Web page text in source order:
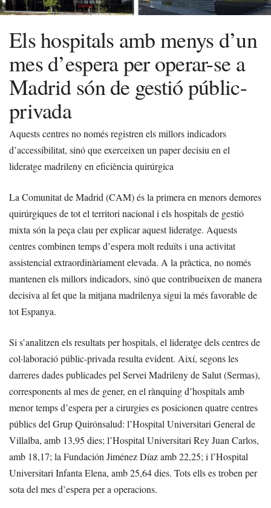
Els hospitals amb menys d’un
mes d’espera per operar-se a
Madrid són de gestió públic-
privada
Aquests centres no només registren els millors indicadors
d’accessibilitat, sinó que exerceixen un paper decisiu en el
lideratge madrileny en eficiència quirúrgica
La Comunitat de Madrid (CAM) és la primera en menors demores
quirúrgiques de tot el territori nacional i els hospitals de gestió
mixta són la peça clau per explicar aquest lideratge. Aquests
centres combinen temps d’espera molt reduïts i una activitat
assistencial extraordinàriament elevada. A la pràctica, no només
mantenen els millors indicadors, sinó que contribueixen de manera
decisiva al fet que la mitjana madrilenya sigui la més favorable de
tot Espanya.
Si s’analitzen els resultats per hospitals, el lideratge dels centres de
col·laboració públic-privada resulta evident. Així, segons les
darreres dades publicades pel Servei Madrileny de Salut (Sermas),
corresponents al mes de gener, en el rànquing d’hospitals amb
menor temps d’espera per a cirurgies es posicionen quatre centres
públics del Grup Quirónsalud: l’Hospital Universitari General de
Villalba, amb 13,95 dies; l’Hospital Universitari Rey Juan Carlos,
amb 18,17; la Fundación Jiménez Díaz amb 22,25; i l’Hospital
Universitari Infanta Elena, amb 25,64 dies. Tots ells es troben per
sota del mes d’espera per a operacions.